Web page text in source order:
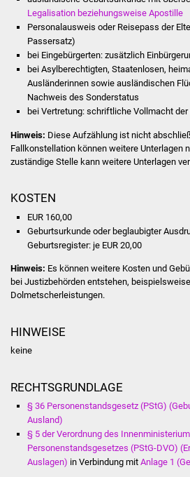
Legalisation beziehungsweise Apostille
Personalausweis oder Reisepass der
Passersatz)
bei Eingebürgerten: zusätzlich
bei Asylberechtigten, Staatenlosen,
Ausländerinnen sowie ausländischen
Nachweis des Sonderstatus
bei Vertretung: schriftliche Vollmacht
Hinweis: Diese Aufzählung ist nicht
Fallkonstellation können weitere Unterlagen
zuständige Stelle kann weitere Unterlagen
KOSTEN
EUR 160,00
Geburtsurkunde oder beglaubigter
Geburtsregister: je EUR 20,00
Hinweis: Es können weitere Kosten und
bei Justizbehörden entstehen,
Dolmetscherleistungen.
HINWEISE
keine
RECHTSGRUNDLAGE
§ 36 Personenstandsgesetz (PStG)
Ausland)
§ 5 der Verordnung des
Personenstandsgesetzes (PStG-DVO)
Auslagen) in Verbindung mit Anlage 1